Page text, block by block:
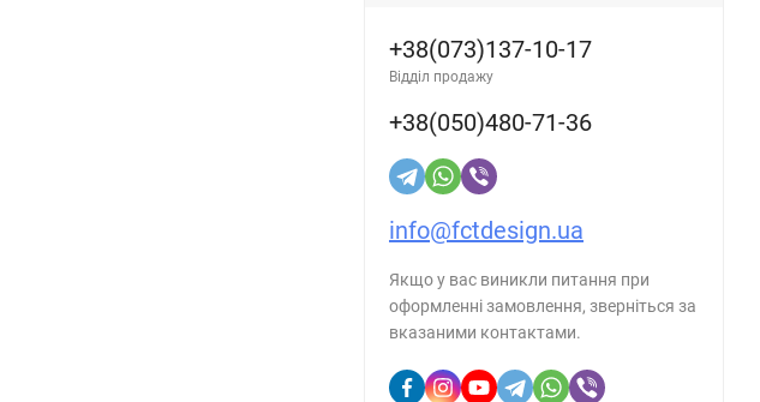
+38(073)137-10-17
Відділ продажу
+38(050)480-71-36
info@fctdesign.ua
Якщо у вас виникли питання при
оформленні замовлення, зверніться за
вказаними контактами.